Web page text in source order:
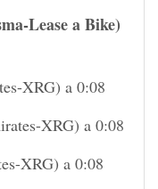
Lease a Bike)
XRG) a 0:08
XRG) a 0:08
XRG) a 0:08